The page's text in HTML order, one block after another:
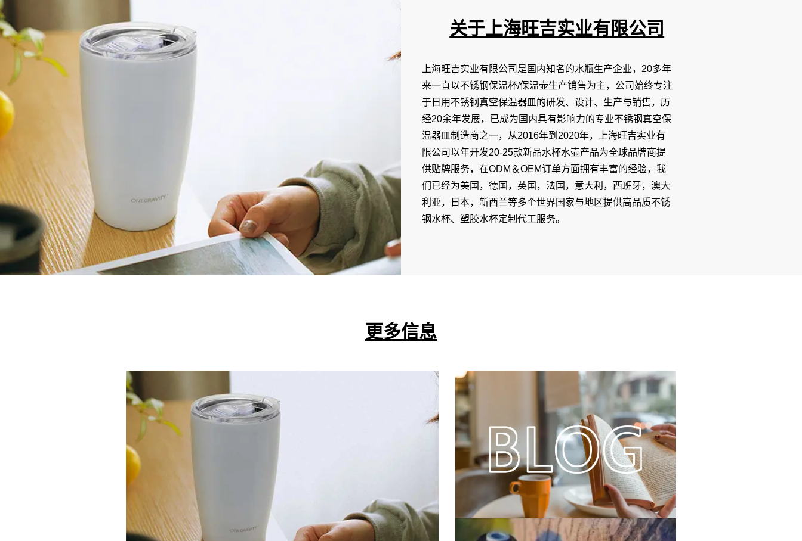
关于上海旺吉实业有限公司
上海旺吉实业有限公司是国内知名的水瓶生产企业，20多年
来一直以不锈钢保温杯/保温壶生产销售为主，公司始终专注
于日用不锈钢真空保温器皿的研发、设计、生产与销售，历
经20余年发展，已成为国内具有影响力的专业不锈钢真空保
温器皿制造商之一，从2016年到2020年，上海旺吉实业有
限公司以年开发20-25款新品水杯水壶产品为全球品牌商提
供贴牌服务，在ODM＆OEM订单方面拥有丰富的经验，我
们已经为美国，德国，英国，法国，意大利，西班牙，澳大
利亚，日本，新西兰等多个世界国家与地区提供高品质不锈
钢水杯、塑胶水杯定制代工服务。
更多信息